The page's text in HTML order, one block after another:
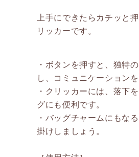
上手にできたらカチッと
リッカーです。
・ボタンを押すと、独特
し、コミュニケーション
・クリッカーには、落下
グにも便利です。
・バッグチャームにもな
掛けしましょう。